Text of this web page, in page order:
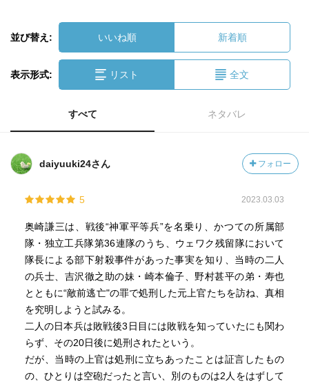
並び替え: いいね順 新着順
表示形式: リスト 全文
すべて ネタバレ
daiyuuki24さん フォロー
5 2023.03.03
奥崎謙三は、戦後“神軍平等兵”を名乗り、かつての所属部
隊・独立工兵隊第36連隊のうち、ウェワク残留隊において
隊長による部下射殺事件があった事実を知り、当時の二人
の兵士、吉沢徹之助の妹・崎本倫子、野村甚平の弟・寿也
とともに“敵前逃亡"の罪で処刑した元上官たちを訪ね、真相
を究明しようと試みる。
二人の日本兵は敗戦後3日目には敗戦を知っていたにも関わ
らず、その20日後に処刑されたという。
だが、当時の上官は処刑に立ちあったことは証言したもの
の、ひとりは空砲だったと言い、別のものは2人をはずして